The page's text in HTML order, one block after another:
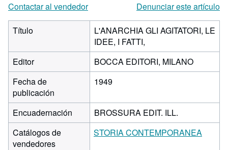
Contactar al vendedor
Denunciar este artículo
Título
L'ANARCHIA GLI AGITATORI, LE
IDEE, I FATTI,
Editor
BOCCA EDITORI, MILANO
Fecha de
publicación
1949
Encuadernación
BROSSURA EDIT. ILL.
Catálogos de
vendedores
STORIA CONTEMPORANEA